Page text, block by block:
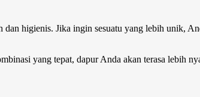
higienis. Jika ingin sesuatu yang lebih unik,
yang tepat, dapur Anda akan terasa lebih